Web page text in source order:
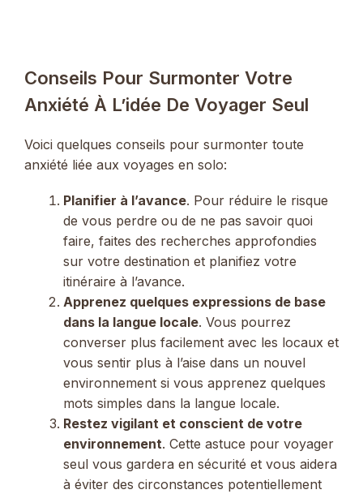
Conseils Pour Surmonter Votre
Anxiété À L’idée De Voyager Seul
Voici quelques conseils pour surmonter toute
anxiété liée aux voyages en solo:
Planifier à l’avance. Pour réduire le risque
de vous perdre ou de ne pas savoir quoi
faire, faites des recherches approfondies
sur votre destination et planifiez votre
itinéraire à l’avance.
Apprenez quelques expressions de base
dans la langue locale. Vous pourrez
converser plus facilement avec les locaux et
vous sentir plus à l’aise dans un nouvel
environnement si vous apprenez quelques
mots simples dans la langue locale.
Restez vigilant et conscient de votre
environnement. Cette astuce pour voyager
seul vous gardera en sécurité et vous aidera
à éviter des circonstances potentiellement